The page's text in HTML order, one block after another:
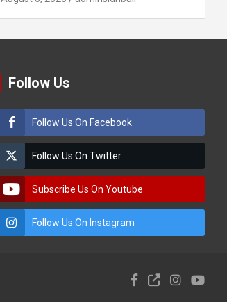
Follow Us
Follow Us On Facebook
Follow Us On Twitter
Subscribe Us On Youtube
Follow Us On Instagram